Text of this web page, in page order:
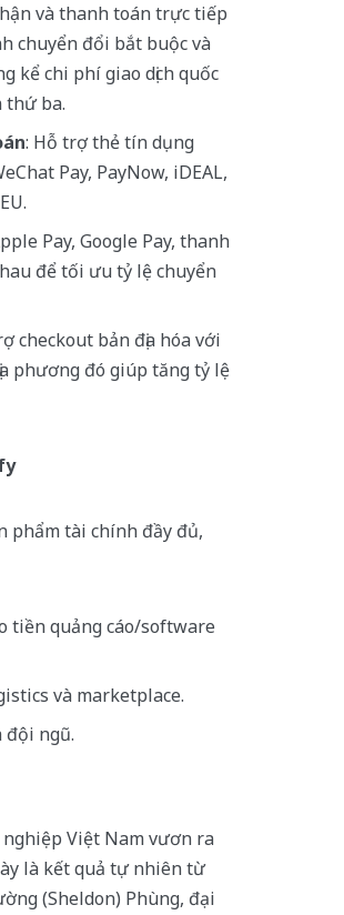
và thanh toán trực tiếp
chuyển đổi bắt buộc và
kể chi phí giao dịch quốc
thứ ba.
: Hỗ trợ thẻ tín dụng
Pay, PayNow, iDEAL,
Pay, Google Pay, thanh
để tối ưu tỷ lệ chuyển
checkout bản địa hóa với
phương đó giúp tăng tỷ lệ
phẩm tài chính đầy đủ,
tiền quảng cáo/software
và marketplace.
đội ngũ.
Việt Nam vươn ra
là kết quả tự nhiên từ
(Sheldon) Phùng, đại